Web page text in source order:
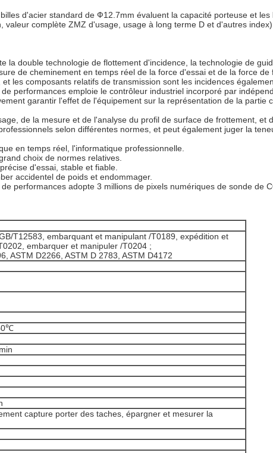
d'acier standard de Ф12.7mm évaluent la capacité porteuse et
complète ZMZ d'usage, usage à long terme D et d'autres
la double technologie de flottement d'incidence, la technologie de
de cheminement en temps réel de la force d'essai et de la force de
les composants relatifs de transmission sont les incidences
performances emploie le contrôleur industriel incorporé par
garantir l'effet de l'équipement sur la représentation de la partie
de la mesure et de l'analyse du profil de surface de frottement, et
selon différentes normes, et peut également juger la
en temps réel, l'informatique professionnelle.
choix de normes relatives.
d'essai, stable et fiable.
accidentel de poids et endommager.
performances adopte 3 millions de pixels numériques de sonde de
T12583, embarquant et manipulant /T0189, expédition et
embarquer et manipuler /T0204 ;
ASTM D2266, ASTM D 2783, ASTM D4172
capture porter des taches, épargner et mesurer la